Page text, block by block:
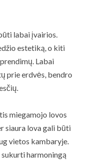
labai įvairios.
estetiką, o kiti
Labai
prie erdvės, bendro
miegamojo lovos
siaura lova gali būti
vietos kambaryje.
harmoningą